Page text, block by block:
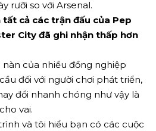
rưỡi so với Arsenal.
tất cả các trận đấu của Pep
City đã ghi nhận thấp hơn
của nhiều đồng nghiệp
đối với người chơi phát triển,
đổi nhanh chóng như vậy là
vai.
và tôi hiểu bạn có các cuộc